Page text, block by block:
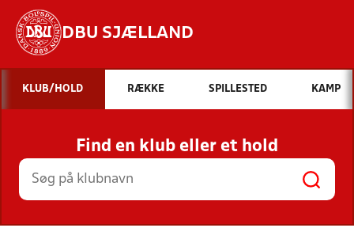
DBU SJÆLLAND
Hvad vil du søge efter?
INDHOLD OG NYHEDER
STILLINGER, RESULTATER, KLUBBER OG
HOLD
KLUB/HOLD RÆKKE SPILLESTED KAMP
Find en klub eller et hold